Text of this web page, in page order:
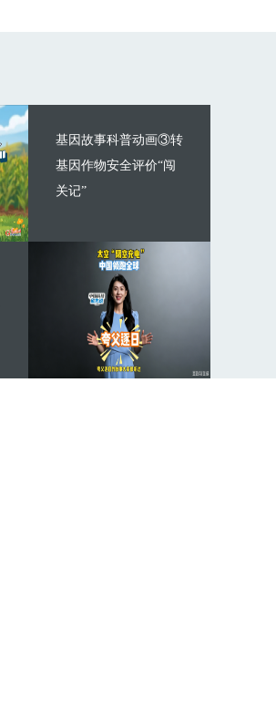
基因故事科普动画③转
基因作物安全评价“闯
关记”